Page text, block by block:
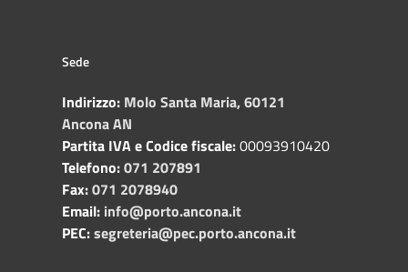
Sede
Indirizzo: Molo Santa Maria, 60121
Ancona AN
Partita IVA e Codice fiscale:00093910420
Telefono:071 207891
Fax:071 2078940
Email: info@porto.ancona.it
PEC:segreteria@pec.porto.ancona.it